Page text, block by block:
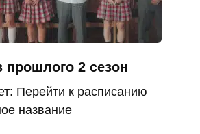
прошлого 2 сезон
Перейти к расписанию
название